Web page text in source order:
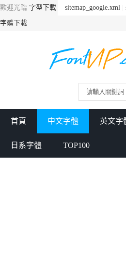
sitemap_google.xml
歡迎光臨 字型下載
字體下載
首頁 中文字體 英文字
日系字體 TOP100